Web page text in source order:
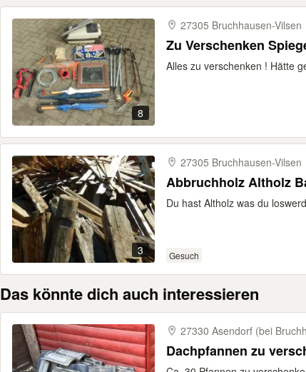
8
27305 Bruchhausen-​Vilsen
Zu Verschenken
Alles zu verschenken ! Hätte
3
27305 Bruchhausen-​Vilsen
Abbruchholz Altholz
Du hast Altholz was du
Gesuch
Das könnte dich auch interessieren
27330 Asendorf (bei
Dachpfannen zu